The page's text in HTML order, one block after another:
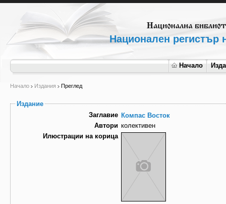
Национален регистър
Начало
Начало Издания Преглед
Издание
Заглавие Компас Восток
Автори колективен
Илюстрации на корица